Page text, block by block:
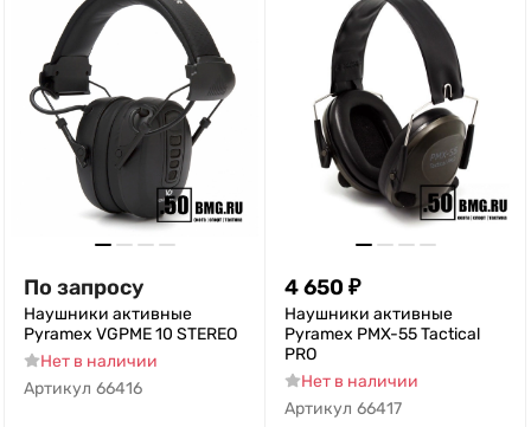
По запросу
Наушники активные
Pyramex VGPME 10 STEREO
Нет в наличии
Артикул 66416
4 650 ₽
Наушники активные
Pyramex PMX-55 Tactical
PRO
Нет в наличии
Артикул 66417